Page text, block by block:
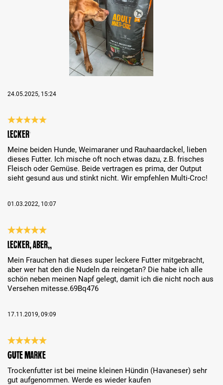
24.05.2025, 15:24
Recenzja z oceną 5 spośród 5 gwiazdek
Lecker
Meine beiden Hunde, Weimaraner und Rauhaardackel, lieben
dieses Futter. Ich mische oft noch etwas dazu, z.B. frisches
Fleisch oder Gemüse. Beide vertragen es prima, der Output
sieht gesund aus und stinkt nicht. Wir empfehlen Multi-Croc!
01.03.2022, 10:07
Recenzja z oceną 5 spośród 5 gwiazdek
Lecker, aber…,,
Mein Frauchen hat dieses super leckere Futter mitgebracht,
aber wer hat den die Nudeln da reingetan? Die habe ich alle
schön neben meinen Napf gelegt, damit ich die nicht noch aus
Versehen mitesse.69Bq476
17.11.2019, 09:09
Recenzja z oceną 5 spośród 5 gwiazdek
Gute Marke
Trockenfutter ist bei meine kleinen Hündin (Havaneser) sehr
gut aufgenommen. Werde es wieder kaufen